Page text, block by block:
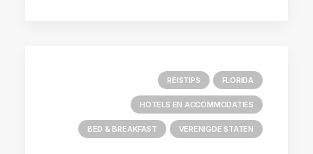
REISTIPS FLORIDA
HOTELS EN ACCOMMODATIES
BED & BREAKFAST VERENIGDE STATEN